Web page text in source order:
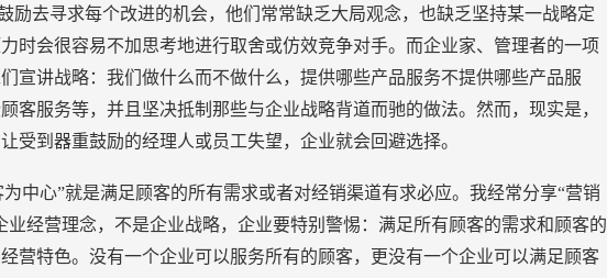
励去寻求每个改进的机会，他们常常缺乏大局观念，也缺乏坚持某一战略定
时会很容易不加思考地进行取舍或仿效竞争对手。而企业家、管理者的一项
宣讲战略：我们做什么而不做什么，提供哪些产品服务不提供哪些产品服
客服务等，并且坚决抵制那些与企业战略背道而驰的做法。然而，现实是，
受到器重鼓励的经理人或员工失望，企业就会回避选择。
中心”就是满足顾客的所有需求或者对经销渠道有求必应。我经常分享“营销
业经营理念，不是企业战略，企业要特别警惕：满足所有顾客的需求和顾客的
营特色。没有一个企业可以服务所有的顾客，更没有一个企业可以满足顾客